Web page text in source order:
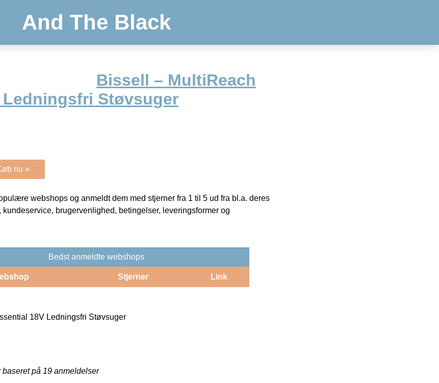
And The Black
Bissell – MultiReach
Ledningsfri Støvsuger
nu »
webshops og anmeldt dem med stjerner fra 1 til 5 ud fra bl.a. deres
brugervenlighed, betingelser, leveringsformer og
Bedst anmeldte webshops
Stjerner Link
18V Ledningsfri Støvsuger
baseret på 19 anmeldelser